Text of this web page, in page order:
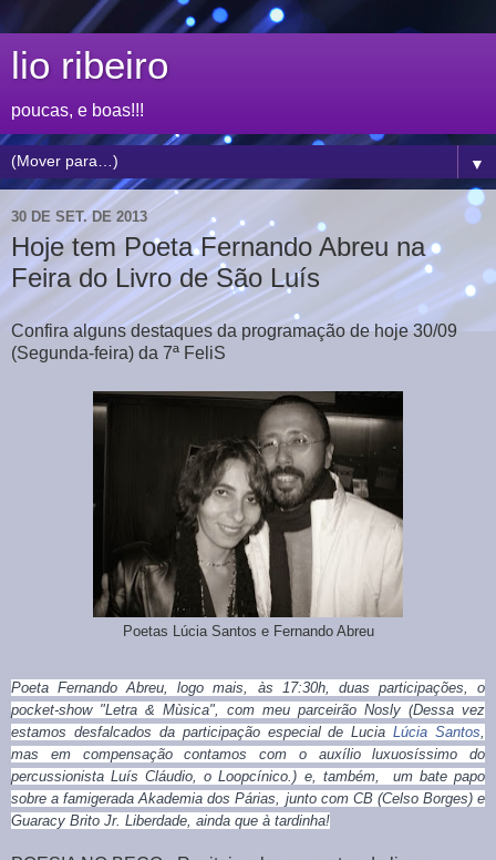
lio ribeiro
poucas, e boas!!!
▼
30 DE SET. DE 2013
Hoje tem Poeta Fernando Abreu na
Feira do Livro de São Luís
Confira alguns destaques da programação de hoje 30/09
(Segunda-feira) da 7ª FeliS
Poetas Lúcia Santos e Fernando Abreu
Poeta Fernando Abreu, logo mais, às 17:30h, duas participações, o
pocket-show "Letra & Mùsica", com meu parceirão Nosly (Dessa vez
estamos desfalcados da participação especial de LuciaLúcia Santos
mas em compensação contamos com o auxílio luxuosíssimo do
percussionista Luís Cláudio, o Loopcínico.) e, também, um bate papo
sobre a famigerada Akademia dos Párias, junto com CB (Celso Borges) e
Guaracy Brito Jr. Liberdade, ainda que à tardinha!